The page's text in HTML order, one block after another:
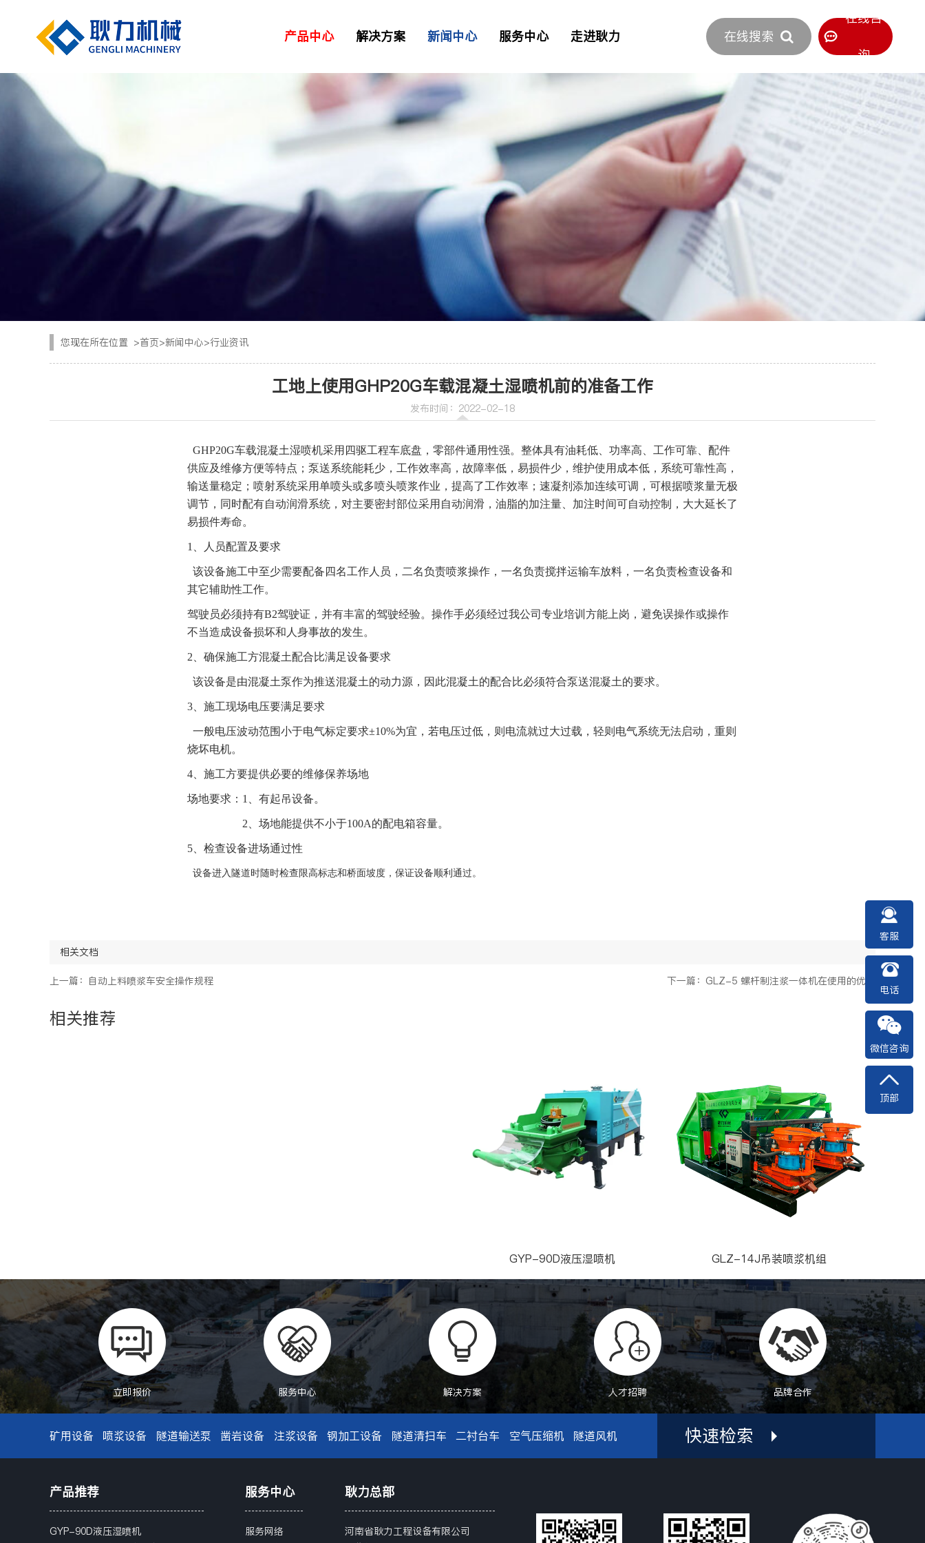
产品中心
产品设备 二衬台车 正品配件
矿用设备 UPS-20JTB混凝土喷射车
UPS-15JT矿用混凝土喷射车
SPB9-T 湿式混凝土喷射机
CYTJ76矿用掘进台车
GKF-60W矿用辅助喷射机械手
JSY-150矿用搅拌机
SPB8湿式混凝土喷射机
查看更多
湿喷设备
注浆设备
400-886-0516
解决方案
> 路桥
> 隧道
> 地下管廊
新闻中心
> 企业新闻
> 行业资讯
> 专题报道
服务中心
> 服务网络
> 常见问题
> 客户培训
> 我要报修
走进耿力
> 荣誉资质
> 工业园区
> 联系我们
在线搜索
在线咨
询
您现在所在位置 >首页>新闻中心>行业资讯
工地上使用GHP20G车载混凝土湿喷机前的准备工作
发布时间：2022-02-18
GHP20G车载混凝土湿喷机采用四驱工程车底盘，零部件通用性强。整体具有油耗低、功率高、工作可靠、配件
供应及维修方便等特点；泵送系统能耗少，工作效率高，故障率低，易损件少，维护使用成本低，系统可靠性高，
输送量稳定；喷射系统采用单喷头或多喷头喷浆作业，提高了工作效率；速凝剂添加连续可调，可根据喷浆量无极
调节，同时配有自动润滑系统，对主要密封部位采用自动润滑，油脂的加注量、加注时间可自动控制，大大延长了
易损件寿命。
1、 人员配置及要求
该设备施工中至少需要配备四名工作人员，二名负责喷浆操作，一名负责搅拌运输车放料，一名负责检查设备和
其它辅助性工作。
驾驶员必须持有B2驾驶证，并有丰富的驾驶经验。操作手必须经过我公司专业培训方能上岗，避免误操作或操作
不当造成设备损坏和人身事故的发生。
2、 确保施工方混凝土配合比满足设备要求
该设备是由混凝土泵作为推送混凝土的动力源，因此混凝土的配合比必须符合泵送混凝土的要求。
3、 施工现场电压要满足要求
一般电压波动范围小于电气标定要求±10%为宜，若电压过低，则电流就过大过载，轻则电气系统无法启动，重则
烧坏电机。
4、 施工方要提供必要的维修保养场地
场地要求： 1、有起吊设备。
2、场地能提供不小于100A的配电箱容量。
5、 检查设备进场通过性
设备进入隧道时随时检查限高标志和桥面坡度，保证设备顺利通过。
相关文档
上一篇：自动上料喷浆车安全操作规程 下一篇：GLZ-5 螺杆制注浆一体机在使用的优点
相关推荐
GYP-90D液压湿喷机 GLZ-14J吊装喷浆机组
立即报价 服务中心 解决方案 人才招聘 品牌合作
矿用设备 喷浆设备 隧道输送泵 凿岩设备 注浆设备 钢加工设备 隧道清扫车 二衬台车 空气压缩机 隧道风机 快速检索
客服
电话
微信咨询
顶部
产品推荐
GYP-90D液压湿喷机
服务中心
服务网络
耿力总部
河南省耿力工程设备有限公司